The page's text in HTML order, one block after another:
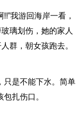
我游回海岸一看，
璃划伤，她的家人
群，朝女孩跑去。
只是不能下水。简单
扎伤口。